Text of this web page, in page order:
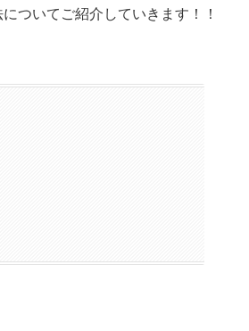
ついてご紹介していきます！！